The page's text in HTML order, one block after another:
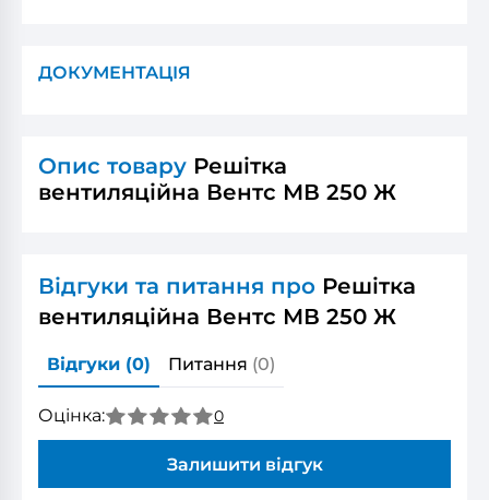
ДОКУМЕНТАЦІЯ
Опис товару Решітка
вентиляційна Вентс МВ 250 Ж
Відгуки та питання про Решітка
вентиляційна Вентс МВ 250 Ж
Відгуки (0) Питання (0)
Оцінка: 0
Залишити відгук